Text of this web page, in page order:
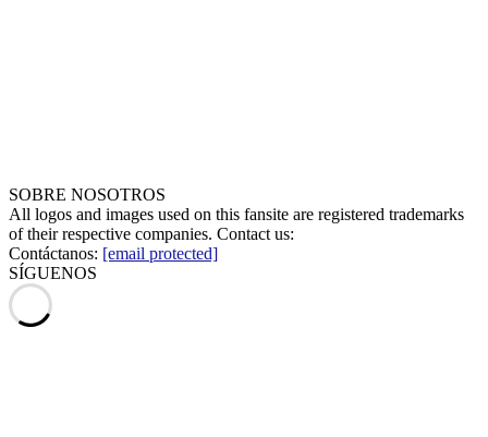
SOBRE NOSOTROS
All logos and images used on this fansite are registered trademarks
of their respective companies. Contact us:
Contáctanos: [email protected]
SÍGUENOS